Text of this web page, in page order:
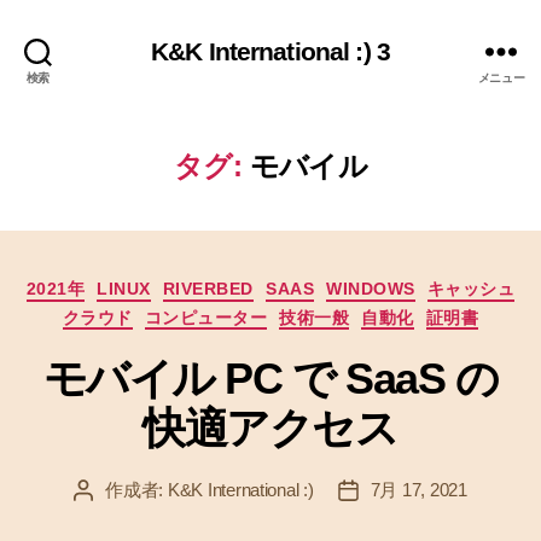
検索
K&K International :) 3
メニュー
タグ: モバイル
カ
テ
リ
ー
2021年 LINUX RIVERBED SAAS WINDOWS
キャッシュ
クラウド
コンピューター 技術一般 自動化 証明書
モバイル PC で SaaS の
快適アクセス
投 作成者: K&K International :)
投 7月 17, 2021